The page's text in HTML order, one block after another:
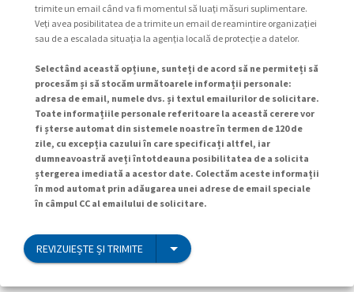
trimite un email când va fi momentul să luați măsuri suplimentare.
Veți avea posibilitatea de a trimite un email de reamintire organizației
sau de a escalada situația la agenția locală de protecție a datelor.
Selectând această opțiune, sunteți de acord să ne permiteți să
procesăm și să stocăm următoarele informații personale:
adresa de email, numele dvs. și textul emailurilor de solicitare.
Toate informațiile personale referitoare la această cerere vor
fi șterse automat din sistemele noastre în termen de 120 de
zile, cu excepția cazului în care specificați altfel, iar
dumneavoastră aveți întotdeauna posibilitatea de a solicita
ștergerea imediată a acestor date. Colectăm aceste informații
în mod automat prin adăugarea unei adrese de email speciale
în câmpul CC al emailului de solicitare.
REVIZUIEȘTE ȘI TRIMITE